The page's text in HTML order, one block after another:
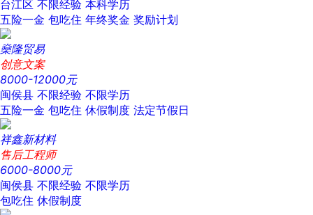
台江区 不限经验 本科学历
五险一金 包吃住 年终奖金 奖励计划
燊隆贸易
创意文案
8000-12000元
闽侯县 不限经验 不限学历
五险一金 包吃住 休假制度 法定节假日
祥鑫新材料
售后工程师
6000-8000元
闽侯县 不限经验 不限学历
包吃住 休假制度